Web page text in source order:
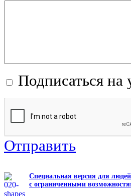
Подписаться
Отправить
Специальная версия для людей
с ограниченными